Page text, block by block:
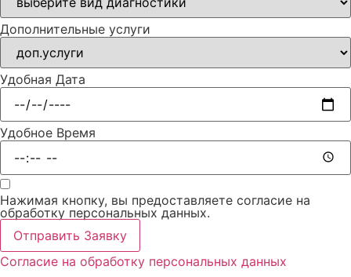
Дополнительные услуги
Удобная Дата
Удобное Время
Нажимая кнопку, вы предоставляете согласие на
обработку персональных данных.
Отправить Заявку
Согласие на обработку персональных данных